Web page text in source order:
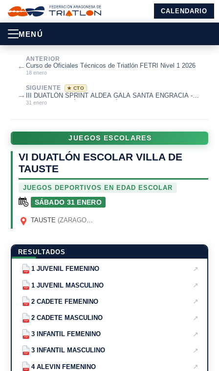
CALENDARIO
MENÚ
←
ANTERIOR
Curso de Oficiales Técnicos de Triatlón FETRI Nivel 1 2026
18 enero
SIGUIENTE ★ CTO
III DUATLÓN SPRINT ALDEA GALA SANTA ENGRACIA -
CTO. DE ARAGÓN DE DUATLÓN SPRINT ...
31 enero
→
JUEGOS ESCOLARES
VI DUATLÓN ESCOLAR VILLA DE
TAUSTE
JUEGOS DEPORTIVOS EN EDAD ESCOLAR
SÁBADO 31 ENERO
TAUSTE (ZARAGOZA)
RESULTADOS
PDF 1 JUVENIL FEMENINO ↗
PDF 1 JUVENIL MASCULINO ↗
PDF 2 CADETE FEMENINO ↗
PDF 2 CADETE MASCULINO ↗
PDF 3 INFANTIL FEMENINO ↗
PDF 3 INFANTIL MASCULINO ↗
PDF 4 ALEVIN FEMENINO ↗